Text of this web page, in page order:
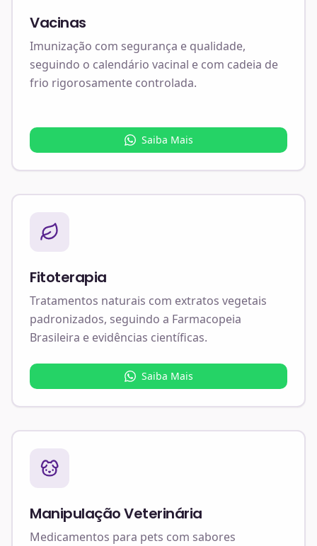
Vacinas
Imunização com segurança e qualidade,
seguindo o calendário vacinal e com cadeia de
frio rigorosamente controlada.
Saiba Mais
Fitoterapia
Tratamentos naturais com extratos vegetais
padronizados, seguindo a Farmacopeia
Brasileira e evidências científicas.
Saiba Mais
Manipulação Veterinária
Medicamentos para pets com sabores